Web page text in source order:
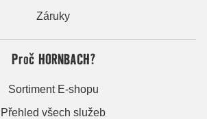
Záruky
Proč HORNBACH?
Sortiment E-shopu
Přehled všech služeb